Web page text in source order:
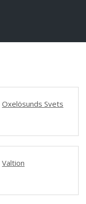
Oxelösunds Svets
Valtion